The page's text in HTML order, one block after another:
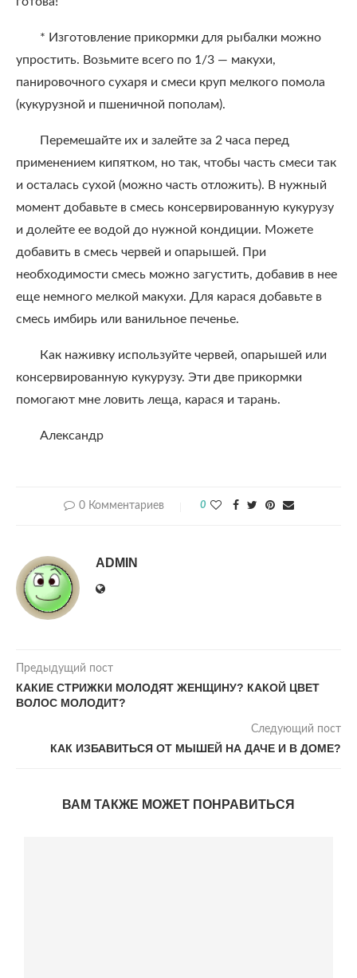
* Изготовление прикормки для рыбалки можно
упростить. Возьмите всего по 1/3 — макухи,
панировочного сухаря и смеси круп мелкого помола
(кукурузной и пшеничной пополам).
Перемешайте их и залейте за 2 часа перед
применением кипятком, но так, чтобы часть смеси так
и осталась сухой (можно часть отложить). В нужный
момент добавьте в смесь консервированную кукурузу
и долейте ее водой до нужной кондиции. Можете
добавить в смесь червей и опарышей. При
необходимости смесь можно загустить, добавив в нее
еще немного мелкой макухи. Для карася добавьте в
смесь имбирь или ванильное печенье.
Как наживку используйте червей, опарышей или
консервированную кукурузу. Эти две прикормки
помогают мне ловить леща, карася и тарань.
Александр
0 Комментариев 0
ADMIN
Предыдущий пост
КАКИЕ СТРИЖКИ МОЛОДЯТ ЖЕНЩИНУ? КАКОЙ ЦВЕТ
ВОЛОС МОЛОДИТ?
Следующий пост
КАК ИЗБАВИТЬСЯ ОТ МЫШЕЙ НА ДАЧЕ И В ДОМЕ?
ВАМ ТАКЖЕ МОЖЕТ ПОНРАВИТЬСЯ